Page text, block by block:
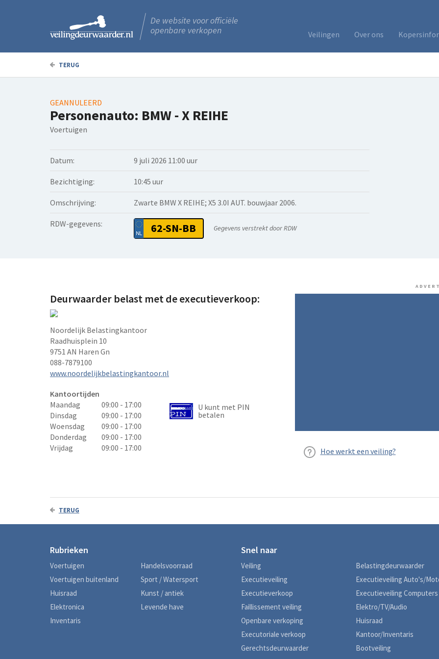
De website voor officiële
openbare verkopen
Veilingen Over ons
TERUG
GEANNULEERD
Personenauto: BMW - X REIHE
Voertuigen
Datum: 9 juli 2026 11:00 uur
Bezichtiging: 10:45 uur
Omschrijving: Zwarte BMW X REIHE; X5 3.0I AUT. bouwjaar 2006.
RDW-gegevens: 62-SN-BB Gegevens verstrekt door RDW
Deurwaarder belast met de executieverkoop:
Noordelijk Belastingkantoor
Raadhuisplein 10
9751 AN Haren Gn
088-7879100
www.noordelijkbelastingkantoor.nl
Kantoortijden
Maandag
09:00 - 17:00
Dinsdag
09:00 - 17:00
Woensdag
09:00 - 17:00
Donderdag
09:00 - 17:00
Vrijdag
09:00 - 17:00
U kunt met PIN
betalen
Hoe werkt een veiling?
TERUG
Rubrieken
Voertuigen
Voertuigen buitenland
Huisraad
Elektronica
Inventaris
Handelsvoorraad
Sport / Watersport
Kunst / antiek
Levende have
Snel naar
Veiling
Executieveiling
Executieverkoop
Faillissement veiling
Openbare verkoping
Executoriale verkoop
Gerechtsdeurwaarder
Belastingdeurwaarder
Executieveiling Auto's/
Executieveiling Computers
Elektro/TV/Audio
Huisraad
Kantoor/Inventaris
Bootveiling